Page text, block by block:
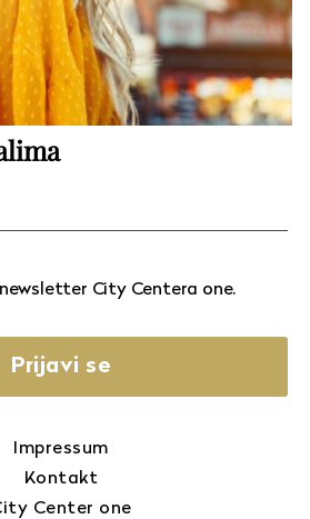
City Centera one.
Prijavi se
Impressum
Kontakt
Center one